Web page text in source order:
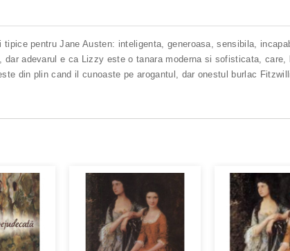
pentru Jane Austen: inteligenta, generoasa, sensibila,
adevarul e ca Lizzy este o tanara moderna si sofisticata,
din plin cand il cunoaste pe arogantul, dar onestul burlac